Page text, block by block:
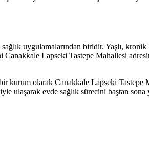
uygulamalarından biridir. Yaşlı, kronik
Canakkale Lapseki Tastepe Mahallesi
kurum olarak Canakkale Lapseki Tastepe
ulaşarak evde sağlık sürecini baştan